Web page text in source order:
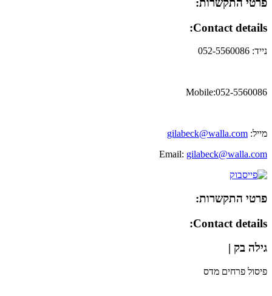
פרטי התקשרות:
Contact details:
נייד: 052-5560086
Mobile:052-5560086
מייל: gilabeck@walla.com
Email: gilabeck@walla.com
פרטי התקשרות:
Contact details:
גילה בק |
פיסול פרחים מדס